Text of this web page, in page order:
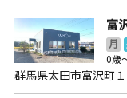
富
月
0歳
群馬県太田市富沢町１